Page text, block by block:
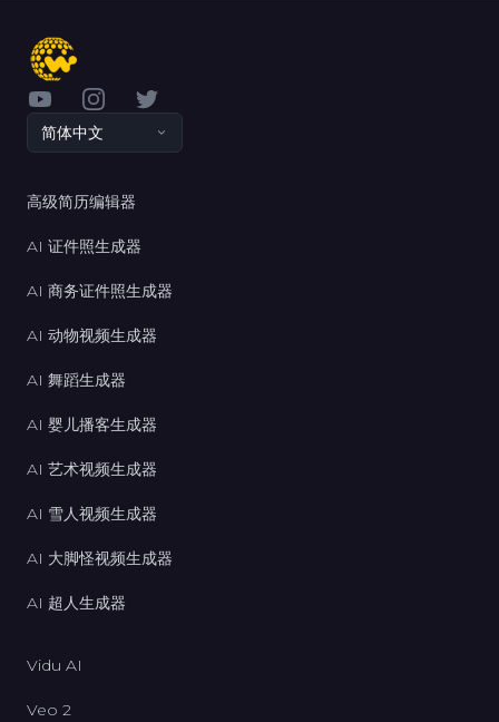
YouTubeInstagram
Twitter
简体中文
高级简历编辑器
AI 证件照生成器
AI 商务证件照生成器
AI 动物视频生成器
AI 舞蹈生成器
AI 婴儿播客生成器
AI 艺术视频生成器
AI 雪人视频生成器
AI 大脚怪视频生成器
AI 超人生成器
Vidu AI
Veo 2